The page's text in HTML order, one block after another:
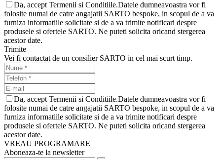
Da, accept Termenii si Conditiile.Datele dumneavoastra vor fi
folosite numai de catre angajatii SARTO bespoke, in scopul de a va
furniza informatiile solicitate si de a va trimite notificari despre
produsele si ofertele SARTO. Ne puteti solicita oricand stergerea
acestor date.
Trimite
Vei fi contactat de un consilier SARTO in cel mai scurt timp.
Da, accept Termenii si Conditiile.Datele dumneavoastra vor fi
folosite numai de catre angajatii SARTO bespoke, in scopul de a va
furniza informatiile solicitate si de a va trimite notificari despre
produsele si ofertele SARTO. Ne puteti solicita oricand stergerea
acestor date.
VREAU PROGRAMARE
Aboneaza-te la newsletter